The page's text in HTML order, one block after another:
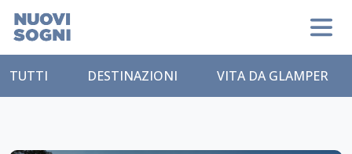
TUTTI DESTINAZIONI VITA DA GLAMPER